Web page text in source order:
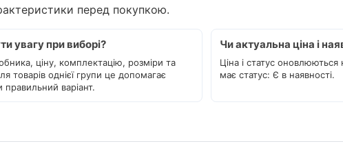
перед покупкою.
увагу при виборі?
ціну, комплектацію, розміри та
товарів однієї групи це допомагає
варіант.
Чи актуальна ціна і
Ціна і статус оновлюються
має статус: Є в наявності.